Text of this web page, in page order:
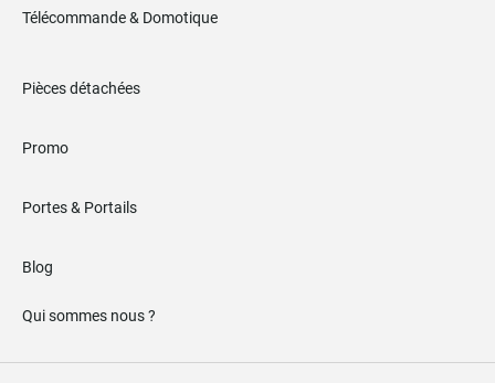
Télécommande & Domotique
Pièces détachées
Promo
Portes & Portails
Blog
Qui sommes nous ?